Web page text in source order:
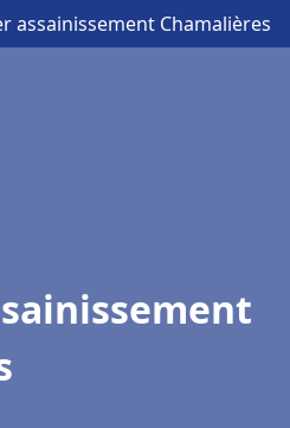
assainissement Chamalières